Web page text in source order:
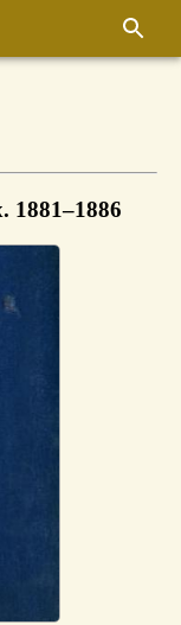
1881–1886